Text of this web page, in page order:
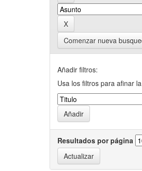
Comenzar nueva
Añadir filtros:
Usa los filtros para afinar
Resultados por página